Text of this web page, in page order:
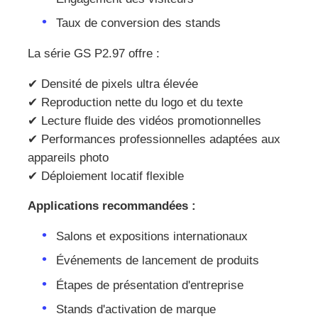
Panneau d'affichage extérieur à LED
Panneau d'affichage led extérieur
Taux de conversion des stands
La série GS P2.97 offre :
✔ Densité de pixels ultra élevée
✔ Reproduction nette du logo et du texte
✔ Lecture fluide des vidéos promotionnelles
✔ Performances professionnelles adaptées aux
appareils photo
✔ Déploiement locatif flexible
Applications recommandées :
Salons et expositions internationaux
Événements de lancement de produits
Étapes de présentation d'entreprise
Stands d'activation de marque